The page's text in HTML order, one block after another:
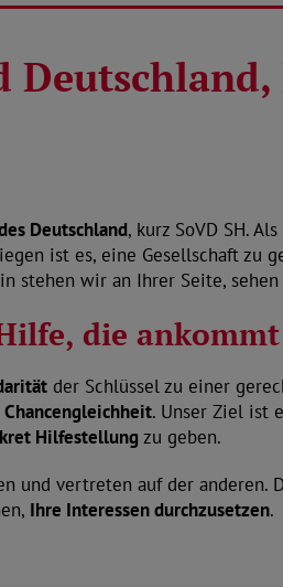
Deutschland, kurz SoVD SH.
ist es, eine Gesellschaft zu
stehen wir an Ihrer Seite,
die ankommt
der Schlüssel zu einer
. Unser Ziel ist
Hilfestellung zu geben.
vertreten auf der anderen.
Ihre Interessen durchzusetzen.